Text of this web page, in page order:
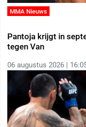
MMA Nieuws
Pantoja krijgt in
tegen Van
06 augustus 2026 |